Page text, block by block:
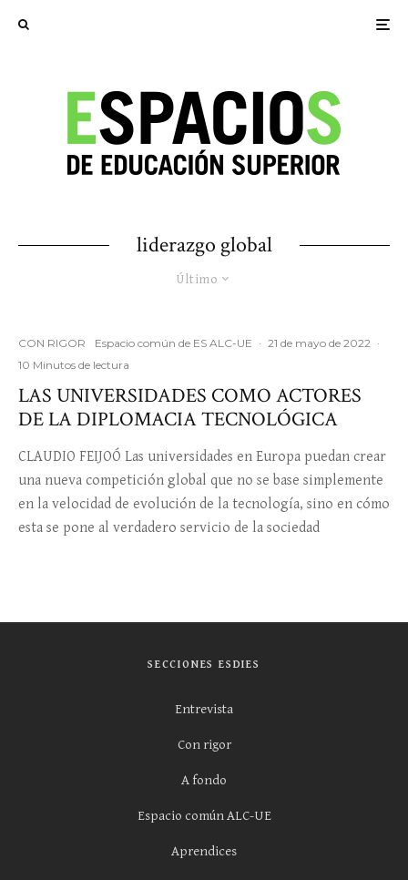
liderazgo global
Último
CON RIGOR Espacio común de ES ALC-UE · 21 de mayo de 2022 ·
10 Minutos de lectura
LAS UNIVERSIDADES COMO ACTORES
DE LA DIPLOMACIA TECNOLÓGICA
CLAUDIO FEIJOÓ Las universidades en Europa puedan crear
una nueva competición global que no se base simplemente
en la velocidad de evolución de la tecnología, sino en cómo
esta se pone al verdadero servicio de la sociedad
SECCIONES ESDIES
Entrevista
Con rigor
A fondo
Espacio común ALC-UE
Aprendices